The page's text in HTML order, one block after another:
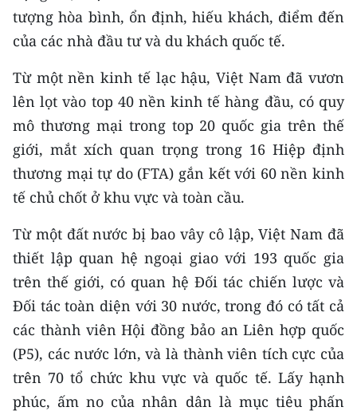
tượng hòa bình, ổn định, hiếu khách, điểm đến
của các nhà đầu tư và du khách quốc tế.
Từ một nền kinh tế lạc hậu, Việt Nam đã vươn
lên lọt vào top 40 nền kinh tế hàng đầu, có quy
mô thương mại trong top 20 quốc gia trên thế
giới, mắt xích quan trọng trong 16 Hiệp định
thương mại tự do (FTA) gắn kết với 60 nền kinh
tế chủ chốt ở khu vực và toàn cầu.
Từ một đất nước bị bao vây cô lập, Việt Nam đã
thiết lập quan hệ ngoại giao với 193 quốc gia
trên thế giới, có quan hệ Đối tác chiến lược và
Đối tác toàn diện với 30 nước, trong đó có tất cả
các thành viên Hội đồng bảo an Liên hợp quốc
(P5), các nước lớn, và là thành viên tích cực của
trên 70 tổ chức khu vực và quốc tế. Lấy hạnh
phúc, ấm no của nhân dân là mục tiêu phấn